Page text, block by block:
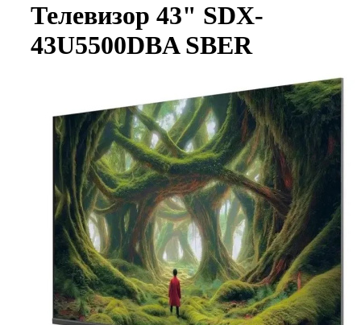
Телевизор 43" SDX-
43U5500DBA SBER